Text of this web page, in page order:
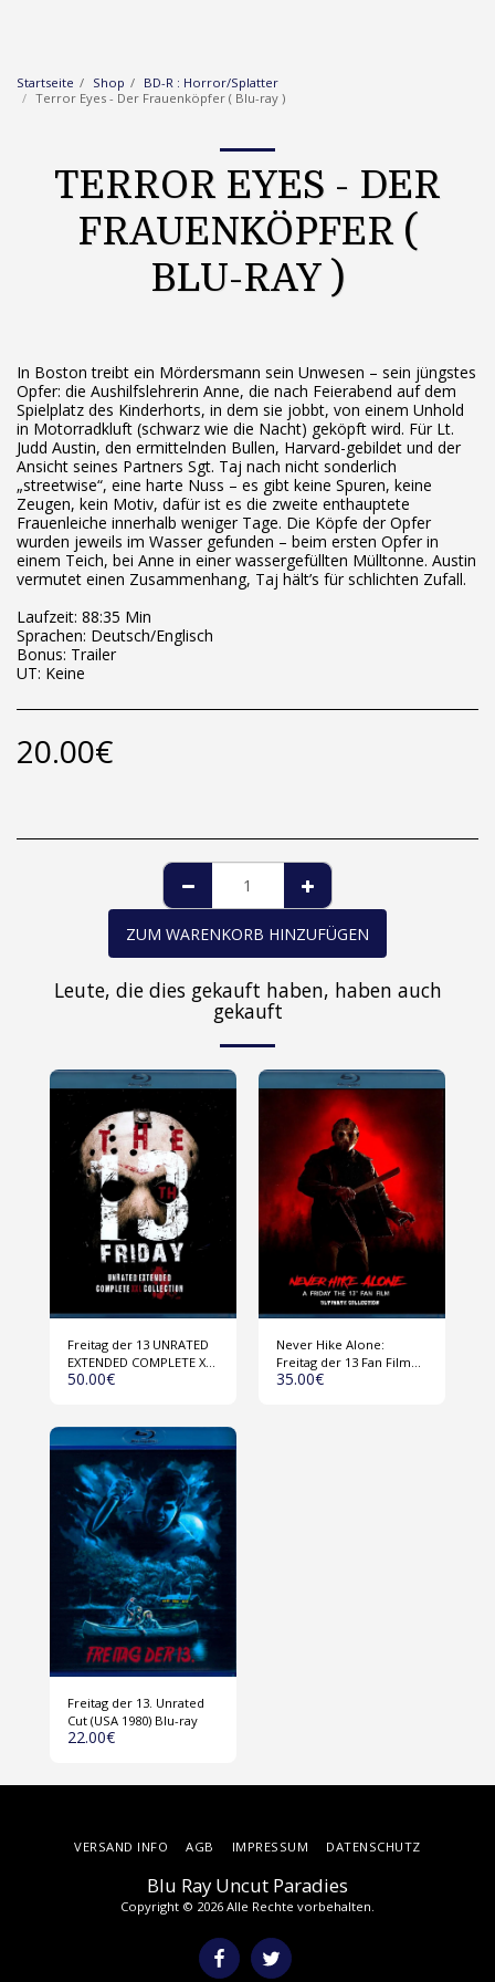
Startseite Shop
BD-R : Horror/Splatter
Terror Eyes - Der Frauenköpfer ( Blu-ray )
TERROR EYES - DER
FRAUENKÖPFER (
BLU-RAY )
In Boston treibt ein Mördersmann sein Unwesen – sein jüngstes
Opfer: die Aushilfslehrerin Anne, die nach Feierabend auf dem
Spielplatz des Kinderhorts, in dem sie jobbt, von einem Unhold
in Motorradkluft (schwarz wie die Nacht) geköpft wird. Für Lt.
Judd Austin, den ermittelnden Bullen, Harvard-gebildet und der
Ansicht seines Partners Sgt. Taj nach nicht sonderlich
„streetwise“, eine harte Nuss – es gibt keine Spuren, keine
Zeugen, kein Motiv, dafür ist es die zweite enthauptete
Frauenleiche innerhalb weniger Tage. Die Köpfe der Opfer
wurden jeweils im Wasser gefunden – beim ersten Opfer in
einem Teich, bei Anne in einer wassergefüllten Mülltonne. Austin
vermutet einen Zusammenhang, Taj hält’s für schlichten Zufall.
Laufzeit: 88:35 Min
Sprachen: Deutsch/Englisch
Bonus: Trailer
UT: Keine
20.00€
ZUM WARENKORB HINZUFÜGEN
Leute, die dies gekauft haben, haben auch
gekauft
Freitag der 13 UNRATED
EXTENDED COMPLETE XXL
COLLECTION (USA 1980-
50.00€
Never Hike Alone:
Freitag der 13 Fan Film
Collection (USA 2017-
35.00€
Freitag der 13. Unrated
Cut (USA 1980) Blu-ray
22.00€
Blu Ray Uncut Paradies
Copyright © 2026 Alle Rechte vorbehalten.
VERSAND INFO AGB IMPRESSUM DATENSCHUTZ